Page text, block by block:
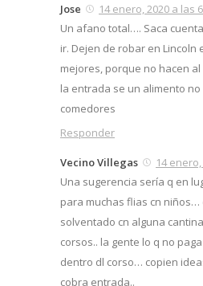
Jose
14 enero, 2020 a las
Un afano total…. Saca
ir. Dejen de robar en Lincoln
mejores, porque no hacen
la entrada se un alimento
comedores
Responder
Vecino Villegas
14
Una sugerencia sería q en
para muchas flias cn niños…
solventado cn alguna
corsos.. la gente lo q no
dentro dl corso… copien
cobra entrada..